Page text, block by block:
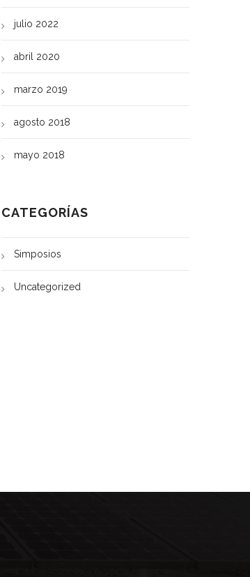
julio 2022
abril 2020
marzo 2019
agosto 2018
mayo 2018
CATEGORÍAS
Simposios
Uncategorized